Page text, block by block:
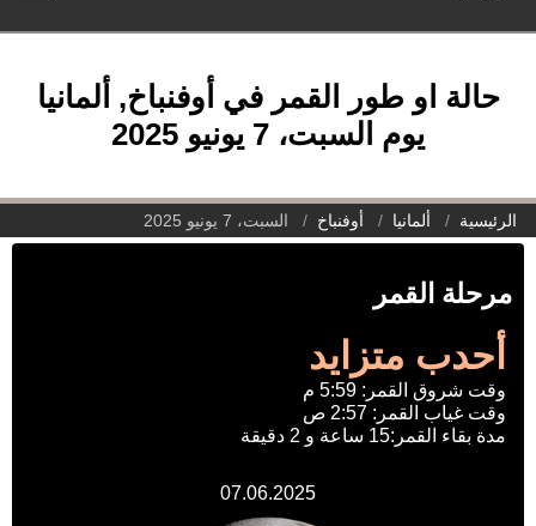
حالة او طور القمر في أوفنباخ, ألمانيا
يوم السبت، 7 يونيو 2025
الرئيسية ألمانيا أوفنباخ السبت، 7 يونيو 2025
مرحلة القمر
أحدب متزايد
وقت شروق القمر: 5:59 م
وقت غياب القمر: 2:57 ص
مدة بقاء القمر:15 ساعة و 2 دقيقة
07.06.2025